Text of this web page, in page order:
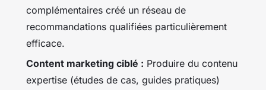
complémentaires créé un réseau de
recommandations qualifiées particulièrement
efficace.
Content marketing ciblé : Produire du contenu
expertise (études de cas, guides pratiques)